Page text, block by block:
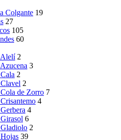
Colgante 19
27
105
60
Alelí 2
3
2
2
de Zorro 7
4
4
6
2
39